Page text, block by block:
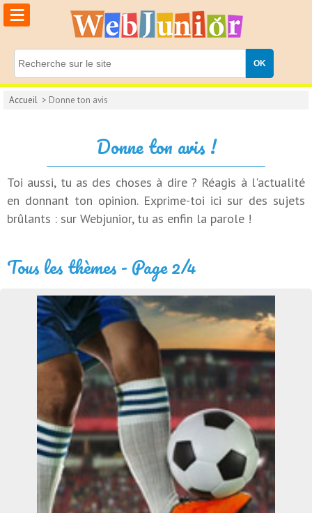
≡
Accueil > Donne ton avis
Donne ton avis !
Toi aussi, tu as des choses à dire ? Réagis à l'actualité
en donnant ton opinion. Exprime-toi ici sur des sujets
brûlants : sur Webjunior, tu as enfin la parole !
Tous les thèmes - Page 2/4